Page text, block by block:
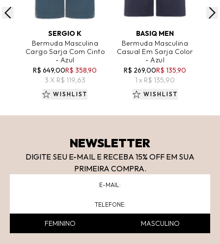
ADICIONAR AO CARRINHO
SERGIO K
Bermuda Masculina
Cargo Sarja Com Cinto
- Azul
R$ 649,00R$ 358,90
3 X R$ 119,63
WISHLIST
BASIQ MEN
Bermuda Masculina
Casual Em Sarja Color
- Azul
R$ 269,00R$ 135,90
1 x R$ 135,90
WISHLIST
NEWSLETTER
DIGITE SEU E-MAIL E RECEBA 15% OFF EM SUA
PRIMEIRA COMPRA.
FEMININO MASCULINO